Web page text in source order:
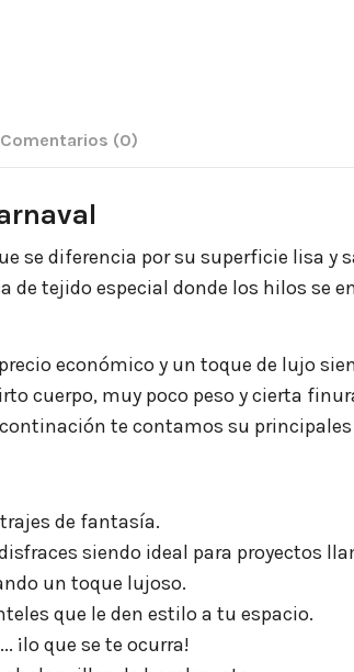
Comentarios (0)
se diferencia por su superficie
de tejido especial donde los hilos se
económico y un toque de lujo
cuerpo, muy poco peso y cierta
te contamos su principales
de fantasía.
siendo ideal para proyectos
un toque lujoso.
que le den estilo a tu espacio.
¡lo que se te ocurra!